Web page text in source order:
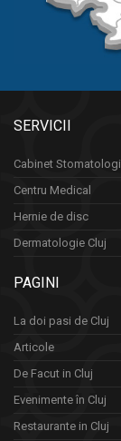
SERVICII
Cabinet
Centru Medical
Hernie de disc
Dermatologie Cluj
PAGINI
La doi pasi de Cluj
Articole
De Facut in Cluj
Evenimente în Cluj
Restaurante in Cluj